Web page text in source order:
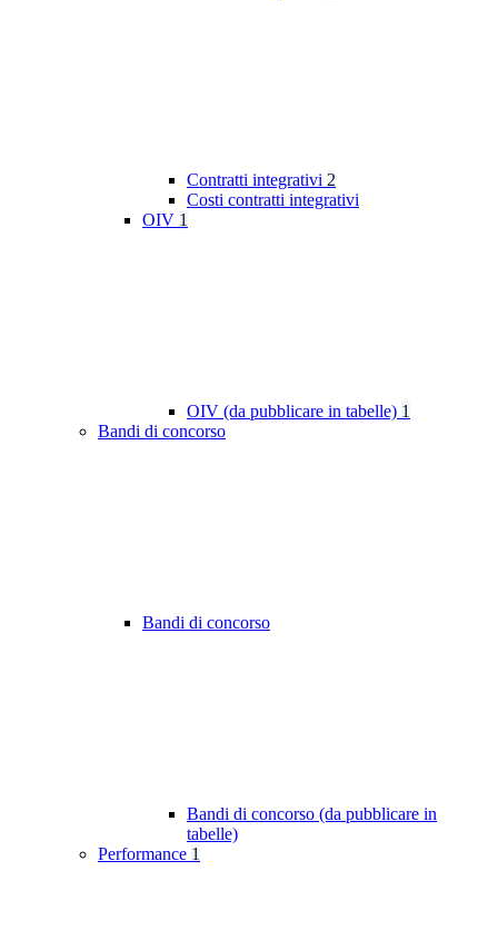
Contratti integrativi 2
Costi contratti integrativi
OIV 1
OIV (da pubblicare in tabelle) 1
Bandi di concorso
Bandi di concorso
Bandi di concorso (da pubblicare in
tabelle)
Performance 1